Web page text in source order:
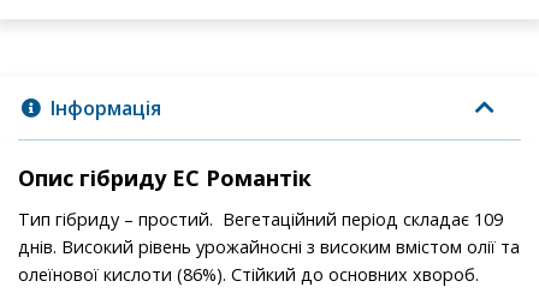
Інформація
Опис гібриду ЕС Романтік
Тип гібриду – простий. Вегетаційний період складає 109
днів. Високий рівень урожайносні з високим вмістом олії та
олеїнової кислоти (86%). Стійкий до основних хвороб.